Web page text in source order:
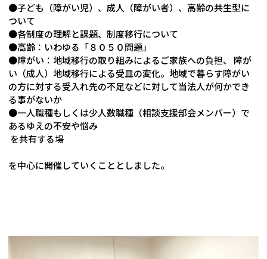
●子ども（障がい児）、成人（障がい者）、高齢の共生型に
ついて
●各制度の理解と課題、制度移行について
●高齢：いわゆる「８０５０問題」
●障がい：地域移行の取り組みによるご家族への負担、 障が
い（成人）地域移行による受皿の変化。地域で暮らす障がい
の方に対する受入れ先の不足などに対して当法人が何かでき
る事がないか
●一人職種もしくは少人数職種（相談支援部会メンバー）で
あるゆえの不安や悩み
を共有する場
を中心に開催していくこととしました。